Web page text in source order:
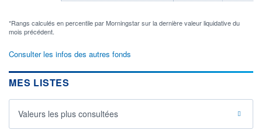
*Rangs calculés en percentile par Morningstar sur la dernière valeur liquidative du
mois précédent.
Consulter les infos des autres fonds
MES LISTES
Valeurs les plus consultées